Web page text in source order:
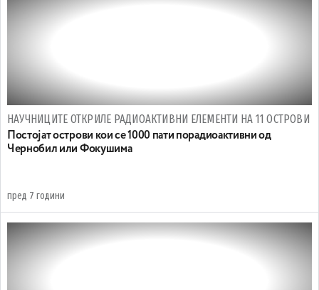
НАУЧНИЦИТЕ ОТКРИЛЕ РАДИОАКТИВНИ ЕЛЕМЕНТИ НА 11 ОСТРОВИ
Постојат острови кои се 1000 пати порадиоактивни од
Чернобил или Фокушима
пред 7 години